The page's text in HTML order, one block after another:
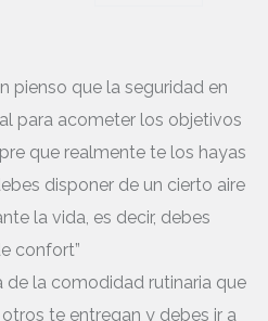
pienso que la seguridad en
para acometer los objetivos
que realmente te los hayas
disponer de un cierto aire
la vida, es decir, debes
confort”
de la comodidad rutinaria que
te entregan y debes ir a